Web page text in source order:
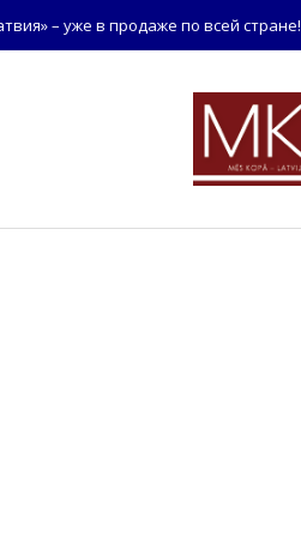
– уже в продаже по всей стране!